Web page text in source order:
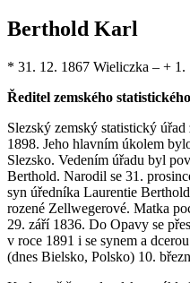
Berthold Karl
* 31. 12. 1867 Wieliczka – + 1.
Ředitel zemského
Slezský zemský statistický
1898. Jeho hlavním úkolem
Slezsko. Vedením úřadu byl
Berthold. Narodil se 31.
syn úředníka Laurentie
rozené Zellwegerové. Matka
29. září 1836. Do Opavy se
v roce 1891 i se synem a
(dnes Bielsko, Polsko) 10.